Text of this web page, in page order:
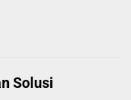
Solusi